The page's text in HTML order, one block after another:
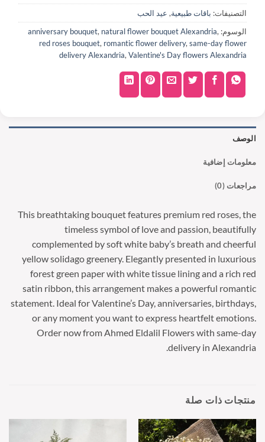
التصنيفات: باقات طبيعية, عيد الحب
الوسوم:
anniversary bouquet, natural flower bouquet Alexandria,
red roses bouquet, romantic flower delivery, same-day flower
delivery Alexandria, Valentine's Day flowers Alexandria
الوصف
معلومات إضافية
مراجعات (0)
This breathtaking bouquet features premium red roses, the
timeless symbol of love and passion, beautifully
complemented by soft white baby’s breath and cheerful
yellow solidago greenery. Elegantly presented in luxurious
forest green paper with white tissue lining and a rich red
satin ribbon, this arrangement makes a powerful romantic
statement. Ideal for Valentine’s Day, anniversaries, birthdays,
or any moment you want to express heartfelt emotions.
Order now from Ahmed Eldalil Flowers with same-day
delivery in Alexandria.
منتجات ذات صلة